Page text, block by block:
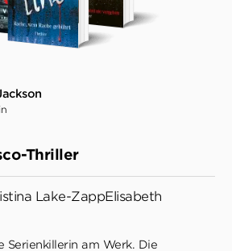
Thriller
Lake-ZappElisabeth
Serienkillerin am Werk. Die